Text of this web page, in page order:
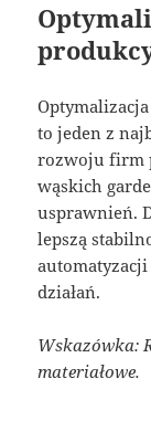
to jeden z
rozwoju firm
wąskich
usprawnień.
lepszą
działań.
Wskazówka:
materiałowe.